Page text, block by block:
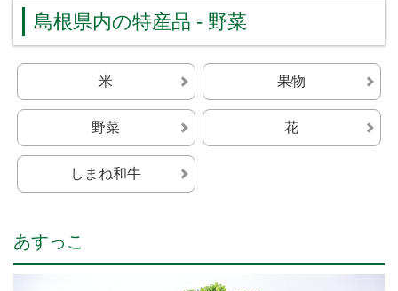
島根県内の特産品 - 野菜
米 果物
野菜 花
しまね和牛
あすっこ